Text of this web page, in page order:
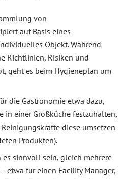
von
auf Basis eines
Objekt. Während
Richtlinien, Risiken und
geht es beim Hygieneplan um
die Gastronomie etwa dazu,
in einer Großküche festzuhalten,
diese umsetzen
Produkten).
es sinnvoll sein, gleich mehrere
etwa für einen Facility Manager,